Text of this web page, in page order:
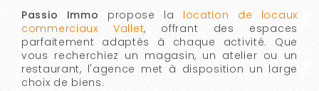
Passio Immo propose la location de locaux
commerciaux Vallet, offrant des espaces
parfaitement adaptés à chaque activité. Que
vous recherchiez un magasin, un atelier ou un
restaurant, l'agence met à disposition un large
choix de biens.